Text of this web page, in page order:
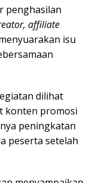
penghasilan
affiliate
isu
dilihat
konten promosi
peningkatan
peserta setelah